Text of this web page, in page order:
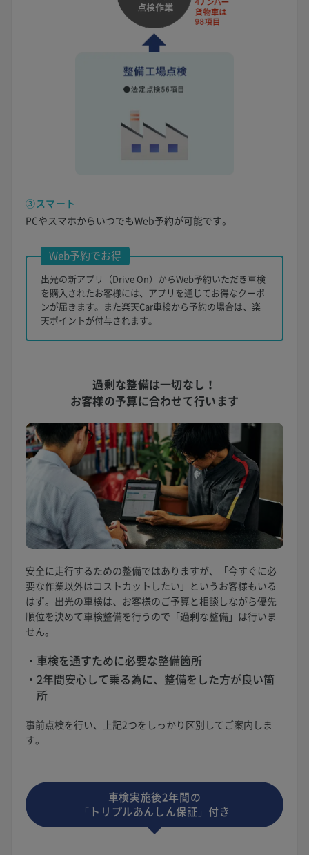
③スマート
PCやスマホからいつでもWeb予約が可能です。
Web予約でお得
出光の新アプリ（Drive On）からWeb予約いただき車検
を購入されたお客様には、アプリを通じてお得なクーポ
ンが届きます。また楽天Car車検から予約の場合は、楽
天ポイントが付与されます。
過剰な整備は一切なし！
お客様の予算に合わせて行います
安全に走行するための整備ではありますが、「今すぐに必
要な作業以外はコストカットしたい」というお客様もいる
はず。出光の車検は、お客様のご予算と相談しながら優先
順位を決めて車検整備を行うので「過剰な整備」は行いま
せん。
車検を通すために必要な整備箇所
2年間安心して乗る為に、整備をした方が良い箇
所
事前点検を行い、上記2つをしっかり区別してご案内しま
す。
車検実施後2年間の
「トリプルあんしん保証」付き